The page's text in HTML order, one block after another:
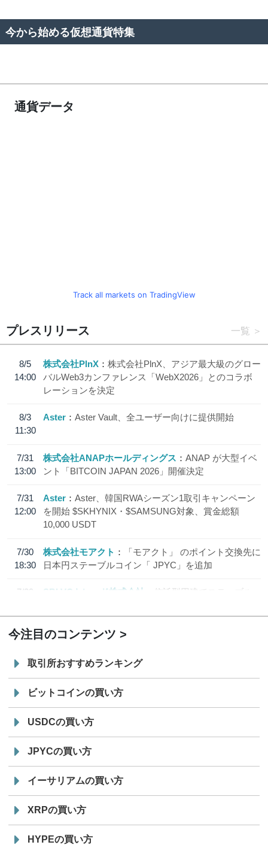
今から始める仮想通貨特集
通貨データ
Track all markets on TradingView
プレスリリース 一覧
8/5
14:00
株式会社PlnX
株式会社PlnX、アジア最大級のグロー
バルWeb3カンファレンス「WebX2026」とのコラボ
レーションを決定
8/3
11:30
Aster Aster Vault、全ユーザー向けに提供開始
7/31
13:00
株式会社ANAPホールディングス
ANAP が大型イベ
ント「BITCOIN JAPAN 2026」開催決定
7/31
12:00
Aster
Aster、韓国RWAシーズン1取引キャンペーン
を開始 $SKHYNIX・$SAMSUNG対象、賞金総額
10,000 USDT
7/30
18:30
株式会社モアクト
「モアクト」 のポイント交換先に
日本円ステーブルコイン「 JPYC」を追加
7/29
SBI VCトレード株式会社
信託型円建てステーブル
今注目のコンテンツ
取引所おすすめランキング
ビットコインの買い方
USDCの買い方
JPYCの買い方
イーサリアムの買い方
XRPの買い方
HYPEの買い方